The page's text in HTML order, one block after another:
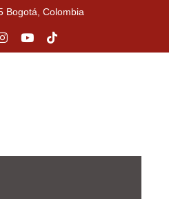
Bogotá, Colombia